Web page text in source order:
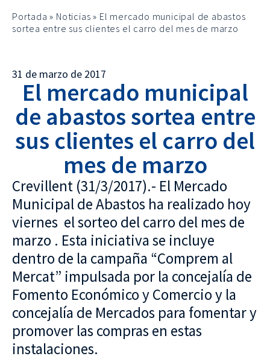
Portada » Noticias » El mercado municipal de abastos
sortea entre sus clientes el carro del mes de marzo
31 de marzo de 2017
El mercado municipal
de abastos sortea entre
sus clientes el carro del
mes de marzo
Crevillent (31/3/2017).- El Mercado
Municipal de Abastos ha realizado hoy
viernes el sorteo del carro del mes de
marzo . Esta iniciativa se incluye
dentro de la campaña “Comprem al
Mercat” impulsada por la concejalía de
Fomento Económico y Comercio y la
concejalía de Mercados para fomentar y
promover las compras en estas
instalaciones.